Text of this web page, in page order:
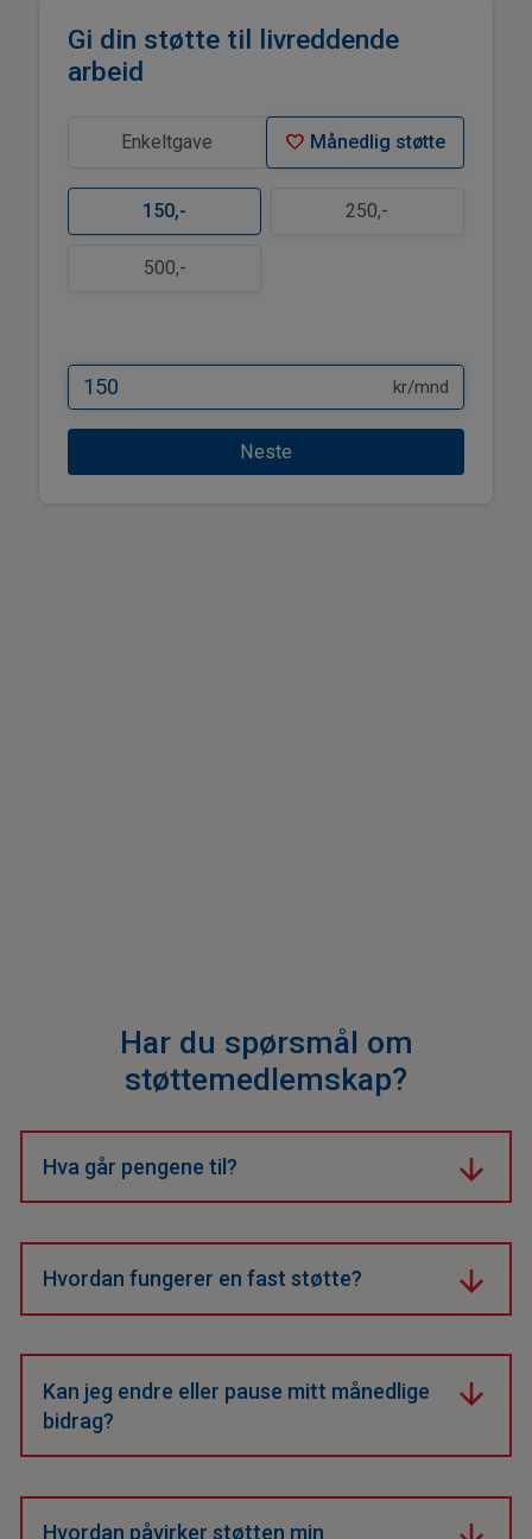
Gi din støtte til livreddende
arbeid
Enkeltgave favorite Månedlig støtte
150,- 250,-
500,-
kr/mnd
Neste
Har du spørsmål om
støttemedlemskap?
Hva går pengene til?
spesielt for værutfordringer.
Hvordan fungerer en fast støtte?
som helst.
Kan jeg endre eller pause mitt månedlige
bidrag?
støtten.
Hvordan påvirker støtten min